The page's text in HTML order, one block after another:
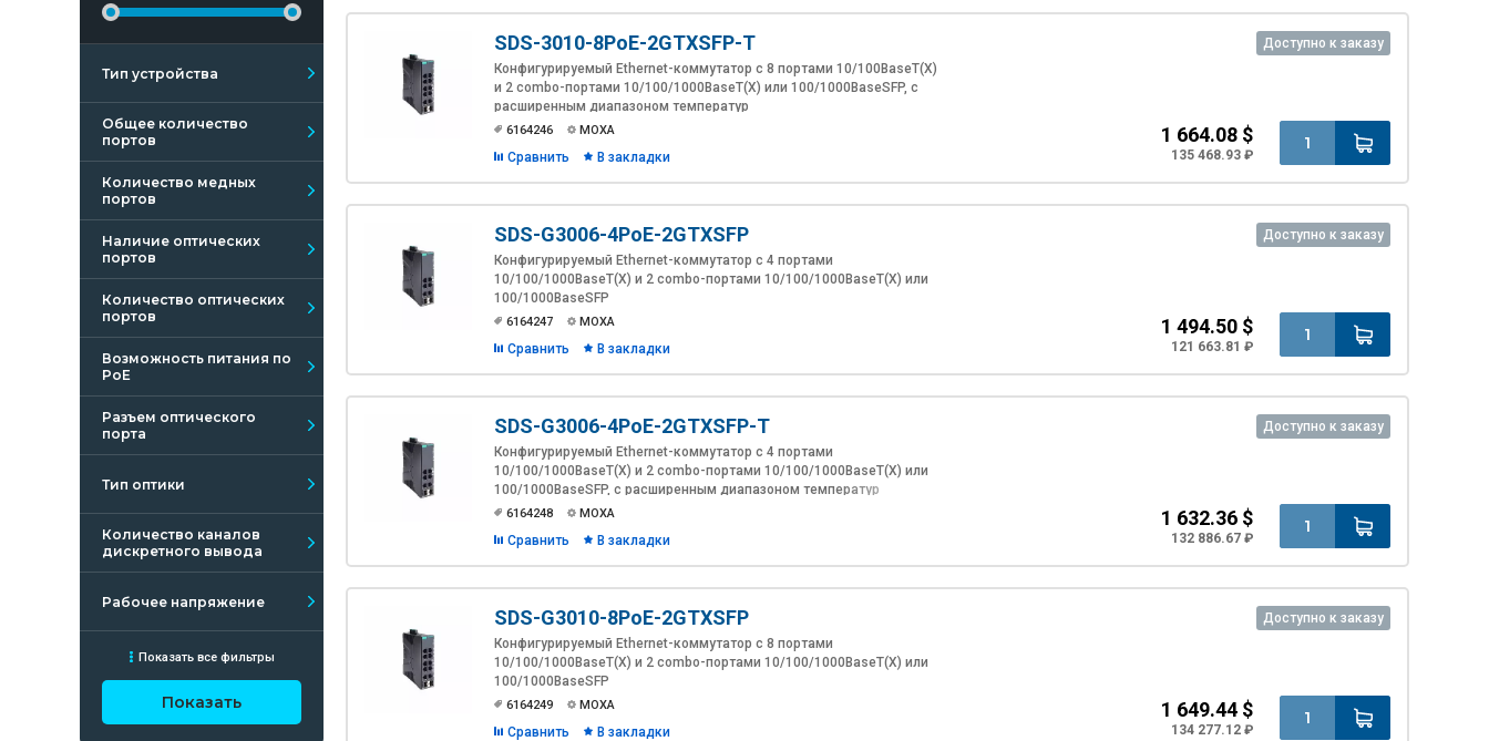
Тип устройства
Общее количество
портов
Количество медных
портов
Наличие оптических
портов
Количество оптических
портов
Возможность питания по
PoE
Разъем оптического
порта
Тип оптики
Количество каналов
дискретного вывода
Рабочее напряжение
Показать все фильтры
Показать
Доступно к заказу
SDS-3010-8PoE-2GTXSFP-T
Конфигурируемый Ethernet-коммутатор с 8 портами 10/100BaseT(X)
и 2 combo-портами 10/100/1000BaseT(X) или 100/1000BaseSFP, с
расширенным диапазоном температур
6164246 MOXA
Сравнить В закладки
1 664.08 $
135 468.93 ₽
Доступно к заказу
SDS-G3006-4PoE-2GTXSFP
Конфигурируемый Ethernet-коммутатор с 4 портами
10/100/1000BaseT(X) и 2 combo-портами 10/100/1000BaseT(X) или
100/1000BaseSFP
6164247 MOXA
Сравнить В закладки
1 494.50 $
121 663.81 ₽
Доступно к заказу
SDS-G3006-4PoE-2GTXSFP-T
Конфигурируемый Ethernet-коммутатор с 4 портами
10/100/1000BaseT(X) и 2 combo-портами 10/100/1000BaseT(X) или
100/1000BaseSFP, с расширенным диапазоном температур
6164248 MOXA
Сравнить В закладки
1 632.36 $
132 886.67 ₽
Доступно к заказу
SDS-G3010-8PoE-2GTXSFP
Конфигурируемый Ethernet-коммутатор с 8 портами
10/100/1000BaseT(X) и 2 combo-портами 10/100/1000BaseT(X) или
100/1000BaseSFP
6164249 MOXA
Сравнить В закладки
1 649.44 $
134 277.12 ₽